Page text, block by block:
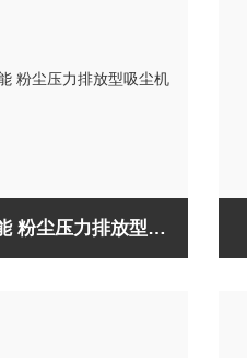
AMANO/安满能 粉尘压力排放型吸尘机VF-2LD